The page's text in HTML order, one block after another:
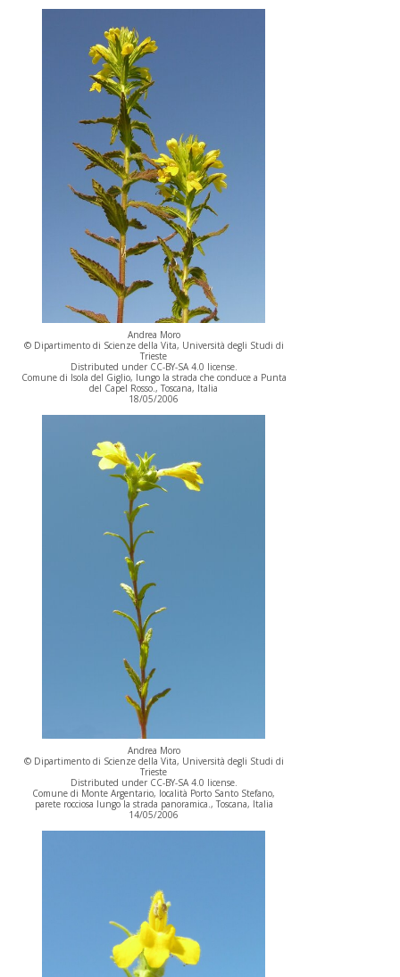
Andrea Moro
© Dipartimento di Scienze della Vita, Università degli Studi di
Trieste
Distributed under CC-BY-SA 4.0 license.
Comune di Isola del Giglio, lungo la strada che conduce a Punta
del Capel Rosso., Toscana, Italia
18/05/2006
Andrea Moro
© Dipartimento di Scienze della Vita, Università degli Studi di
Trieste
Distributed under CC-BY-SA 4.0 license.
Comune di Monte Argentario, località Porto Santo Stefano,
parete rocciosa lungo la strada panoramica., Toscana, Italia
14/05/2006